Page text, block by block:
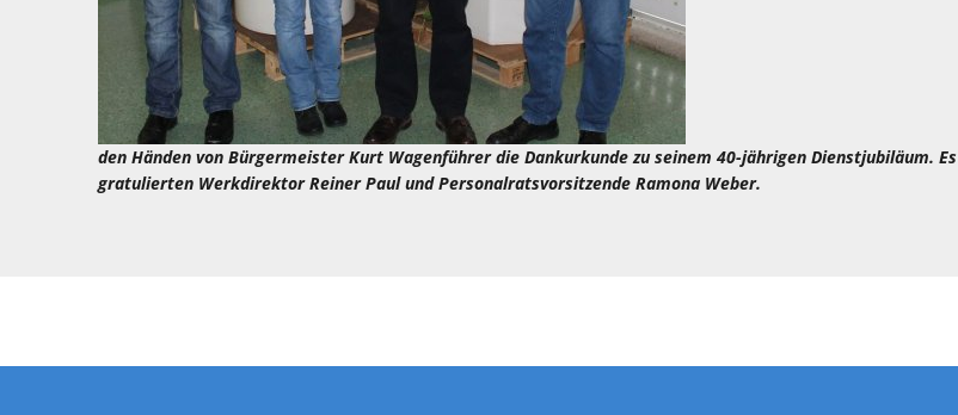
den Händen von Bürgermeister Kurt Wagenführer die Dankurkunde zu seinem 40-jährigen Dienstjubiläum. Es
gratulierten Werkdirektor Reiner Paul und Personalratsvorsitzende Ramona Weber.